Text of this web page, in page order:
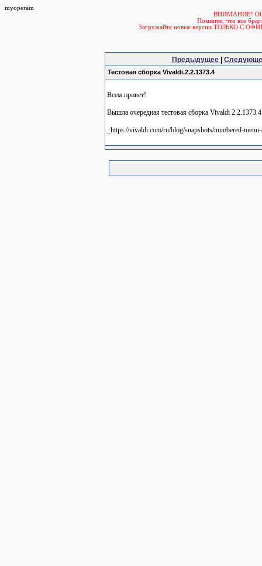
myoperam
ВНИМАНИЕ!
Помните, что все
Загружайте новые версии ТОЛЬКО С
Предыдущее
Тестовая сборка Vivaldi.2.2.1373.4
Всем привет!
Вышла очередная тестовая сборка Vivaldi 2.2.1373.4
_https://vivaldi.com/ru/blog/snapshots/numbered-